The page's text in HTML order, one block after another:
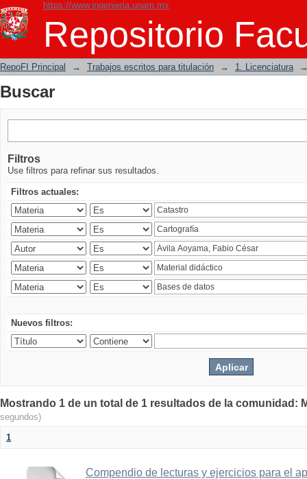
https://www.ingenieria.unam.mx
Repositorio
Buscar
RepoFI Principal → Trabajos escritos para titulación → 1. Licenciatura
Buscar
Filtros
Use filtros para refinar sus resultados.
Filtros actuales:
Nuevos filtros:
Mostrando 1 de un total de 1 resultados de la comunidad:
segundos)
1
Compendio de lecturas y ejercicios para el